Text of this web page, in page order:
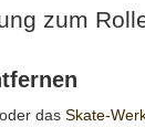
zum
oder dasSkate-